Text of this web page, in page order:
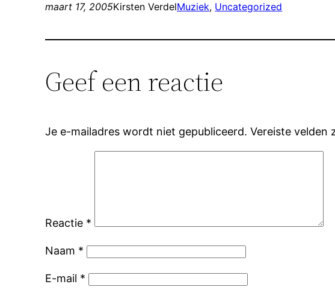
maart 17, 2005Kirsten VerdelMuziek, Uncategorized
Geef een reactie
Je e-mailadres wordt niet gepubliceerd. Vereiste velden
Reactie *
Naam *
E-mail *